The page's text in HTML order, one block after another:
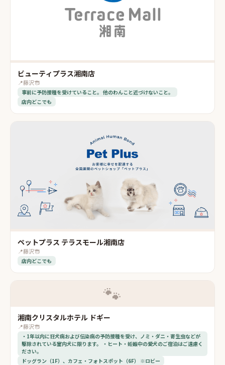
ビューティプラス湘南店
📍藤沢市
事前に予防接種を受けていること。 他のわんこと近づけないこと。
店内どこでも
ペットプラス テラスモール湘南店
📍藤沢市
店内どこでも
🐾
湘南クリスタルホテル ドギー
📍藤沢市
・1年以内に狂犬病および伝染病の予防接種を受け、ノミ・ダニ・寄生虫などが
駆除されている室内犬に限ります。 ・ヒート・妊娠中の愛犬のご宿泊はご遠慮く
ださい。
ドッグラン（1F）、カフェ・フォトスポット（6F） ※ロビー